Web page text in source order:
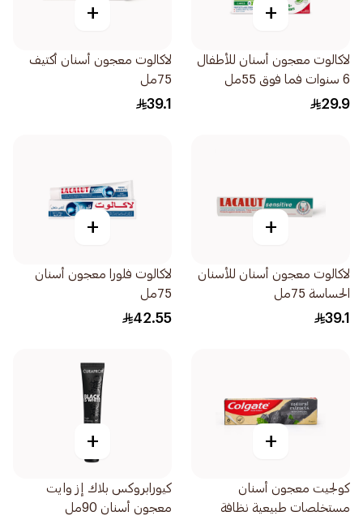
+
لاكالوت معجون أسنان للأطفال
6 سنوات فما فوق 55مل
29.9
+
لاكالوت معجون أسنان أكتيف
75مل
39.1
+
لاكالوت معجون أسنان للأسنان
الحساسة 75مل
39.1
+
لاكالوت فلورا معجون أسنان
75مل
42.55
+
كولجيت معجون أسنان
مستخلصات طبيعية نظافة
+
كيورابروكس بلاك إز وايت
معجون أسنان 90مل